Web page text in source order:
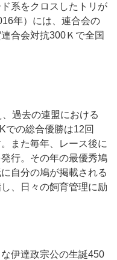
系をクロスしたトリが
年）には、連合会の
合会対抗300Ｋで全国
過去の連盟における
での総合優勝は12回
また毎年、レース後に
行。その年の最優秀鳩
自分の鳩が掲載される
、日々の飼育管理に励
伊達政宗公の生誕450